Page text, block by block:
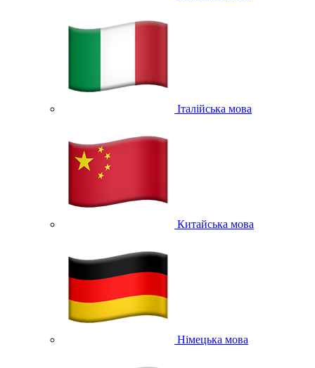
Італійська мова
Китайська мова
Німецька мова